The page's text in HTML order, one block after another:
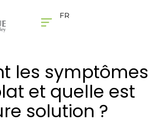
FR
les symptômes
et quelle est
solution ?